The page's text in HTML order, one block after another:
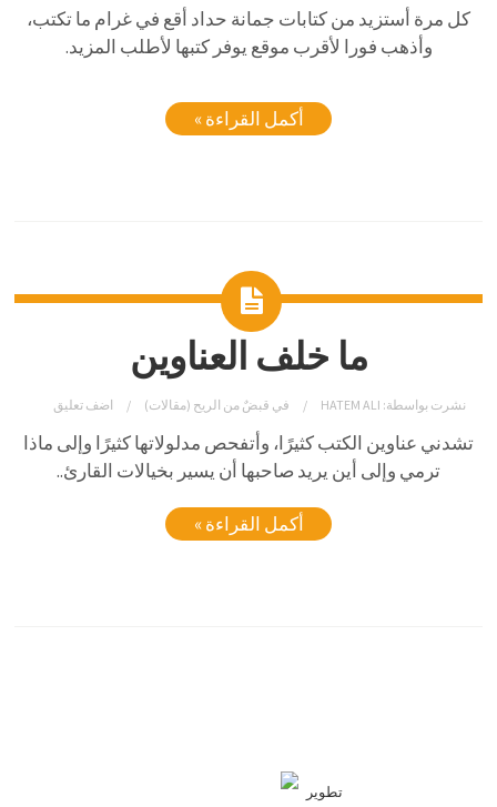
كل مرة أستزيد من كتابات جمانة حداد أقع في غرام ما تكتب،
وأذهب فورا لأقرب موقع يوفر كتبها لأطلب المزيد.
أكمل القراءة »
ما خلف العناوين
نشرت بواسطة: HATEM ALI في قبضٌ من الريح (مقالات) اضف تعليق
تشدني عناوين الكتب كثيرًا، وأتفحص مدلولاتها كثيرًا وإلى ماذا
ترمي وإلى أين يريد صاحبها أن يسير بخيالات القارئ..
أكمل القراءة »
تطوير